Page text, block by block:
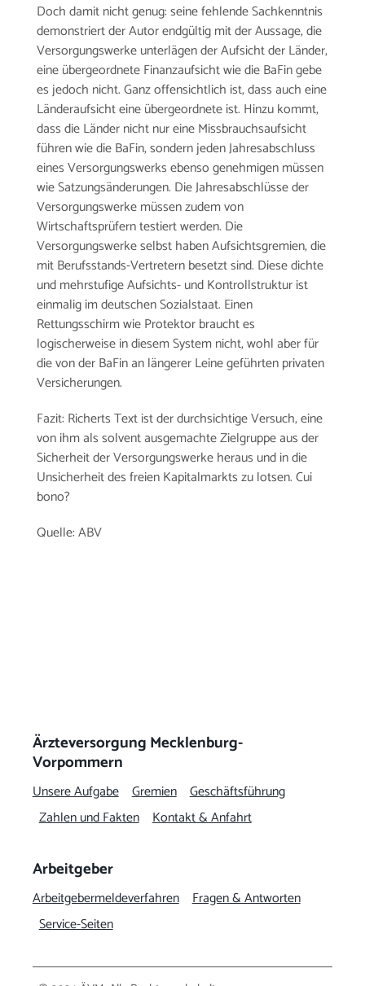
Doch damit nicht genug: seine fehlende Sachkenntnis
demonstriert der Autor endgültig mit der Aussage, die
Versorgungswerke unterlägen der Aufsicht der Länder,
eine übergeordnete Finanzaufsicht wie die BaFin gebe
es jedoch nicht. Ganz offensichtlich ist, dass auch eine
Länderaufsicht eine übergeordnete ist. Hinzu kommt,
dass die Länder nicht nur eine Missbrauchsaufsicht
führen wie die BaFin, sondern jeden Jahresabschluss
eines Versorgungswerks ebenso genehmigen müssen
wie Satzungsänderungen. Die Jahresabschlüsse der
Versorgungswerke müssen zudem von
Wirtschaftsprüfern testiert werden. Die
Versorgungswerke selbst haben Aufsichtsgremien, die
mit Berufsstands-Vertretern besetzt sind. Diese dichte
und mehrstufige Aufsichts- und Kontrollstruktur ist
einmalig im deutschen Sozialstaat. Einen
Rettungsschirm wie Protektor braucht es
logischerweise in diesem System nicht, wohl aber für
die von der BaFin an längerer Leine geführten privaten
Versicherungen.
Fazit: Richerts Text ist der durchsichtige Versuch, eine
von ihm als solvent ausgemachte Zielgruppe aus der
Sicherheit der Versorgungswerke heraus und in die
Unsicherheit des freien Kapitalmarkts zu lotsen. Cui
bono?
Quelle: ABV
Ärzteversorgung Mecklenburg-
Vorpommern
Unsere Aufgabe Gremien Geschäftsführung
Zahlen und Fakten Kontakt & Anfahrt
Arbeitgeber
Arbeitgeber­meldeverfahren Fragen & Antworten
Service-Seiten